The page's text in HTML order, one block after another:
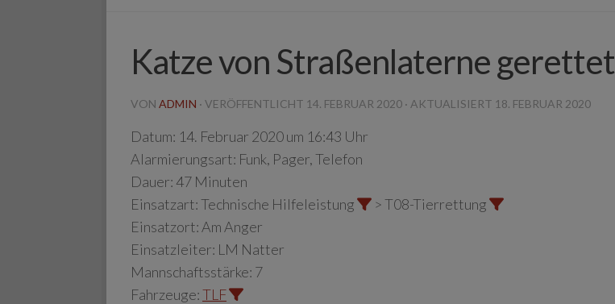
Katze von Straßenlaterne gerettet
VON ADMIN · VERÖFFENTLICHT 14. FEBRUAR 2020 · AKTUALISIERT 18. FEBRUAR 2020
Datum: 14. Februar 2020 um 16:43 Uhr
Alarmierungsart: Funk, Pager, Telefon
Dauer: 47 Minuten
Einsatzart:Technische Hilfeleistung
> T08-Tierrettung
Einsatzort: Am Anger
Einsatzleiter: LM Natter
Mannschaftsstärke: 7
Fahrzeuge:TLF